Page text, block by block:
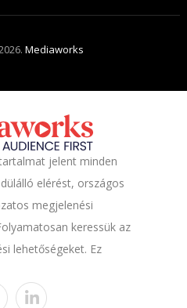
Mediaworks
jelent minden
elérést, országos
megjelenési
keressük az
lehetőségeket. Ez